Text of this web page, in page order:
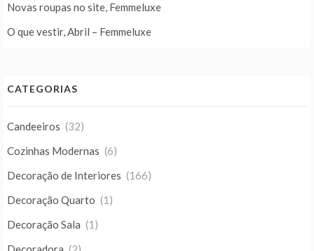
Novas roupas no site, Femmeluxe
O que vestir, Abril – Femmeluxe
CATEGORIAS
Candeeiros (32)
Cozinhas Modernas (6)
Decoração de Interiores (166)
Decoração Quarto (1)
Decoração Sala (1)